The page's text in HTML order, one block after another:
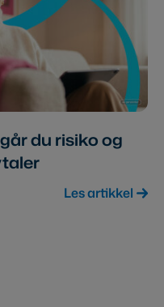
du risiko og
Les artikkel